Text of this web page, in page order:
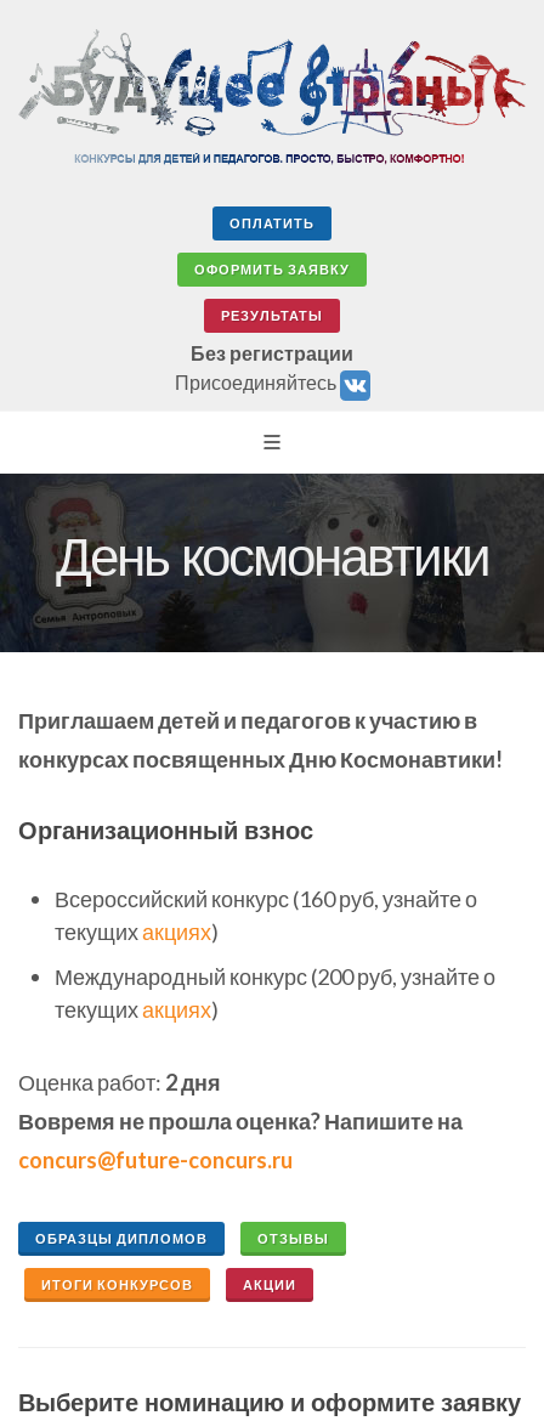
ОПЛАТИТЬ
ОФОРМИТЬ ЗАЯВКУ
РЕЗУЛЬТАТЫ
Без регистрации
Присоединяйтесь
День космонавтики
Приглашаем детей и педагогов к участию в
конкурсах посвященных Дню Космонавтики!
Организационный взнос
Всероссийский конкурс (160 руб, узнайте о
текущихакциях)
Международный конкурс (200 руб, узнайте о
текущихакциях)
Оценка работ: 2 дня
Вовремя не прошла оценка? Напишите на
concurs@future-concurs.ru
ОБРАЗЦЫ ДИПЛОМОВ ОТЗЫВЫ
ИТОГИ КОНКУРСОВ АКЦИИ
Выберите номинацию и оформите заявку